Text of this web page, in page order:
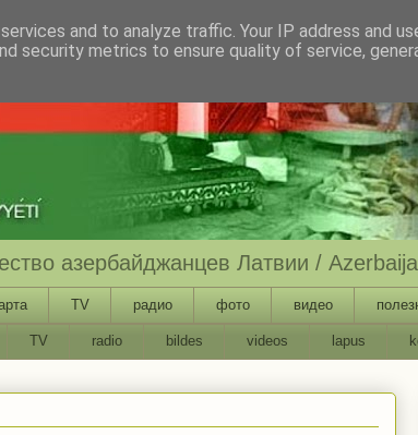
азербайджанцев Латвии /
TV радио фото видео
TV radio bildes videos lapus
and to analyze traffic. Your IP address and
security metrics to ensure quality of service,